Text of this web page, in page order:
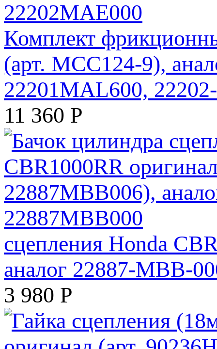
Комплект
(арт. MCC124-9),
22201MAL600,
11 360 Р
сцепления Honda
аналог 22887-MBB-
3 980 Р